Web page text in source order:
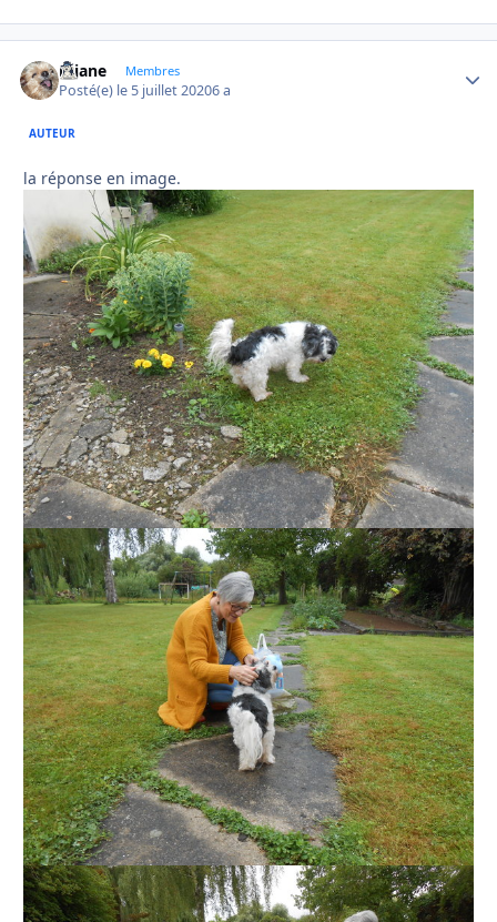
réjane Membres
Posté(e) le 5 juillet 20206 a
AUTEUR
la réponse en image.